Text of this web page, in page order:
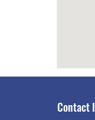
Contact